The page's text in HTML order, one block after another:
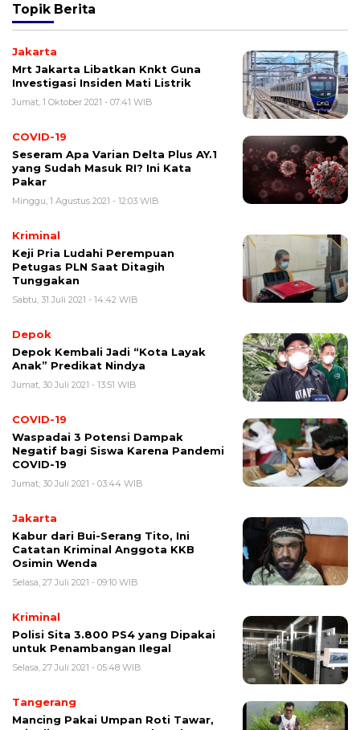
Topik Berita
Jakarta
Mrt Jakarta Libatkan Knkt Guna
Investigasi Insiden Mati Listrik
Jumat, 1 Oktober 2021 - 07:41 WIB
COVID-19
Seseram Apa Varian Delta Plus AY.1
yang Sudah Masuk RI? Ini Kata
Pakar
Minggu, 1 Agustus 2021 - 12:03 WIB
Kriminal
Keji Pria Ludahi Perempuan
Petugas PLN Saat Ditagih
Tunggakan
Sabtu, 31 Juli 2021 - 14:42 WIB
Depok
Depok Kembali Jadi “Kota Layak
Anak” Predikat Nindya
Jumat, 30 Juli 2021 - 13:51 WIB
COVID-19
Waspadai 3 Potensi Dampak
Negatif bagi Siswa Karena Pandemi
COVID-19
Jumat, 30 Juli 2021 - 03:44 WIB
Jakarta
Kabur dari Bui-Serang Tito, Ini
Catatan Kriminal Anggota KKB
Osimin Wenda
Selasa, 27 Juli 2021 - 09:10 WIB
Kriminal
Polisi Sita 3.800 PS4 yang Dipakai
untuk Penambangan Ilegal
Selasa, 27 Juli 2021 - 05:48 WIB
Tangerang
Mancing Pakai Umpan Roti Tawar,